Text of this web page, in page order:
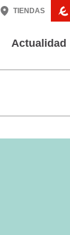
TIENDAS
Actualidad